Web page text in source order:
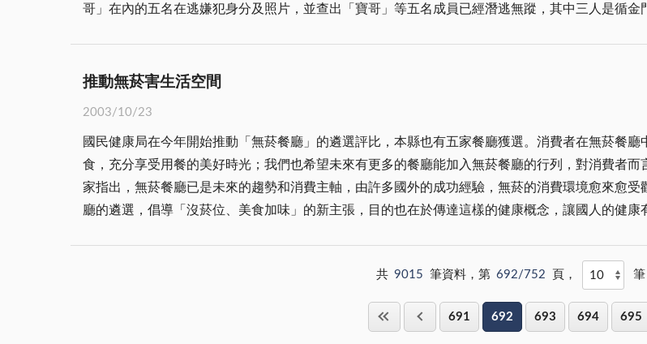
我們認為桌球器材簡單，不受限制，花費不高，須要大力提倡培養。 田徑：金門有優良田徑運動環境，同時田徑在金門已有良好基礎，可借助縣籍旅台田徑專
動水準，期使體育運動成績更上層樓，並有計畫大力推動單項運動，創造地區更豐碩之成果，表現
哥」在內的五名在逃嫌犯身分及照片，並查出「寶哥」等五名成員已經潛逃無蹤，其中三人是循
七種：即利用各種名義誘騙民眾辦理轉帳詐財。運用民眾日常生活常用之大眾便利科技工具犯罪
中心」詐財。六、竊取被害人基本資料，直接電話恐嚇詐財。七、恐嚇斷人手腳詐財。八、「移
車真騙車。十一、假「入戶匯款」真詐財。為了確保自己之財物安全，對於新興之各種騙術不能不知，且有必要大家告
關部門立即各依權責，採取多項因應措施，除財政部公開宣布，對於存款戶遭受盜領款項，概由
損失。而警察機關劍及履及，展開全面追查，迅速順利偵破詐騙集團，並將集團成員嫌犯逮捕到案
財」案件，何以一再於地區發生？被害人損失金額自五位數到七位數都有，與其說歹徒騙術翻新
智，倘如社會大眾不能記取教訓，亡羊也難補牢！不是嗎？ 為免盜領風波持續蔓延擴大，因而殷切期盼銀行業者、金融單位面對現實，痛定思痛，配合警方切
實加強控管限制措施，期以根絕犯罪。因為還有千餘張偽卡流落在外，潛藏暗處之歹徒，極有可
戶，提高警覺，注意週遭可疑徵候，防範宵小側錄盜領。畢竟確保存款戶之權益，銀行業者、金
推動無菸害生活空間
2003/10/23
國民健康局在今年開始推動「無菸餐廳」的遴選評比，本縣也有五家餐廳獲選。消費者在無菸餐
食，充分享受用餐的美好時光；我們也希望未來有更多的餐廳能加入無菸餐廳的行列，對消費者而
家指出，無菸餐廳已是未來的趨勢和消費主軸，由許多國外的成功經驗，無菸的消費環境愈來愈
廳的遴選，倡導「沒菸位、美食加味」的新主張，目的也在於傳達這樣的健康概念，讓國人的健
的健康，戒菸、少酒、多運動、多攝取天然有營養的食物等養生習慣，也蔚成風氣。在這樣的轉
子」，也會慢慢的受到環境的影響而改變一些吸菸的習慣。如在聚會場合中，縱使菸癮難耐，許
共 9015 筆資料，第 692/752 頁， 筆
691 692 693 694 695